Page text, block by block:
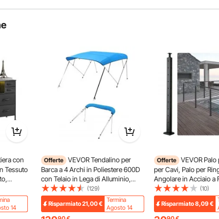
con
Tessuto
Aperto,
per
14
Offerte VEVOR Tendalino per
Barca a 4 Archi in Poliestere 600D
con Telaio in Lega di Alluminio,
Tendalino Parasole Impermeabile
per Barca con Borsa Portaoggetti,
Larghezza 201 a 213 cm Blu
Pacifico
(129)
Risparmiato21,00€
Termina
Agosto 14
Offerte VEVOR
per Cavi, Palo per
Angolare in Acciaio a
con Foro a L, 10 Fori
Acciaio Inox,
(10)
Risparmiato8,09€